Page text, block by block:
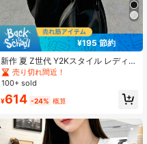
¥195 節約
新作 夏 Z世代 Y2Kスタイル レディー
ストップス 楽しい日本柄 ラウンドネ
ック 半袖Tシャツ カジュアル ブラッ
売り切れ間近！
100+ sold
¥614 -24% 概算